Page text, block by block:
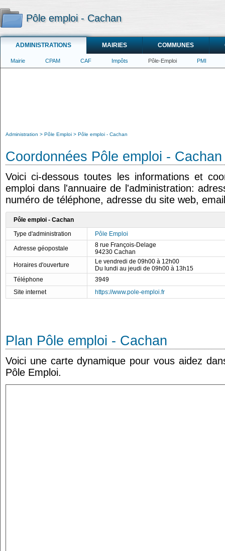
Pôle emploi - Cachan
ADMINISTRATIONS MAIRIES COMMUNES
Mairie CPAM CAF Impôts Pôle-Emploi PMI
Administration Pôle Emploi Pôle emploi - Cachan
Coordonnées Pôle emploi - Cachan
Voici ci-dessous toutes les informations et
emploi dans l'annuaire de l'administration:
numéro de téléphone, adresse du site web,
Pôle emploi - Cachan
Type d'administration
Pôle Emploi
Adresse géopostale
8 rue François-Delage
94230 Cachan
Horaires d'ouverture
Le vendredi de 09h00 à 12h00
Du lundi au jeudi de 09h00 à 13h15
Téléphone
3949
Site internet
https://www.pole-emploi.fr
Plan Pôle emploi - Cachan
Voici une carte dynamique pour vous aidez
Pôle Emploi.